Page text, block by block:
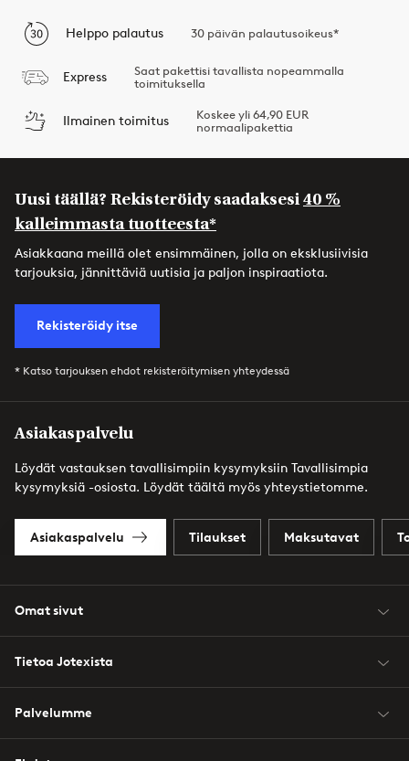
Helppo palautus 30 päivän palautusoikeus*
Express
Saat pakettisi tavallista nopeammalla
toimituksella
Ilmainen toimitus
Koskee yli 64,90 EUR
normaalipakettia
Uusi täällä? Rekisteröidy saadaksesi40 %
kalleimmasta tuotteesta*
Asiakkaana meillä olet ensimmäinen, jolla on eksklusiivisia
tarjouksia, jännittäviä uutisia ja paljon inspiraatiota.
Rekisteröidy itse
* Katso tarjouksen ehdot rekisteröitymisen yhteydessä
Asiakaspalvelu
Löydät vastauksen tavallisimpiin kysymyksiin Tavallisimpia
kysymyksiä -osiosta. Löydät täältä myös yhteystietomme.
Asiakaspalvelu Tilaukset Maksutavat
Omat sivut
Tietoa Jotexista
Palvelumme